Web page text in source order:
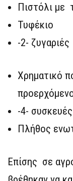
Πιστόλι με
Τυφέκιο
-2- ζυγαριές
Χρηματικό
-4-
Πλήθος
Επίσης σε